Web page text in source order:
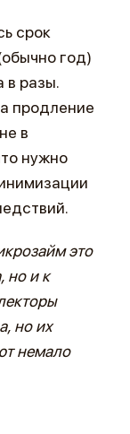
срок
год)
в разы.
продление
в
нужно
это
но и к
но их
немало